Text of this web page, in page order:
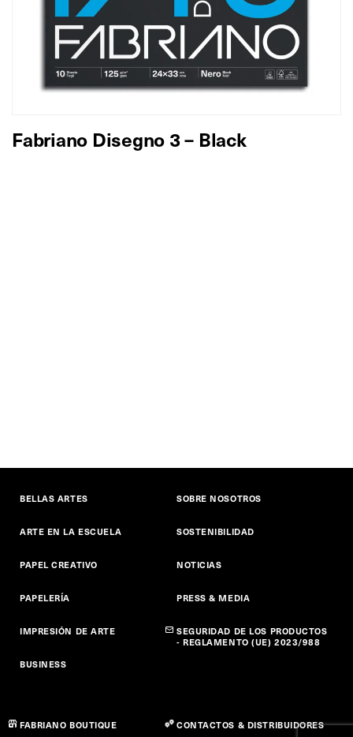
Fabriano Disegno 3 – Black
BELLAS ARTES
ARTE EN LA ESCUELA
PAPEL CREATIVO
PAPELERÍA
IMPRESIÓN DE ARTE
BUSINESS
SOBRE NOSOTROS
SOSTENIBILIDAD
NOTICIAS
PRESS & MEDIA
SEGURIDAD DE LOS PRODUCTOS
- REGLAMENTO (UE) 2023/988
FABRIANO BOUTIQUE CONTACTOS & DISTRIBUIDORES